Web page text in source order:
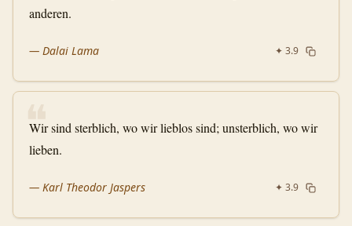
anderen.
— Dalai Lama ✦ 3.9
❝
Wir sind sterblich, wo wir lieblos sind; unsterblich, wo wir
lieben.
— Karl Theodor Jaspers ✦ 3.9